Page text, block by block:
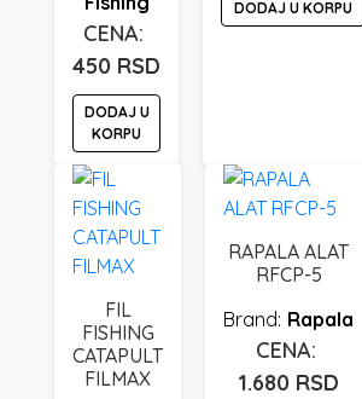
450 RSD
DODAJ U
KORPU
DODAJ U KORPU
FIL
FISHING
CATAPULT
FILMAX
RAPALA ALAT
RFCP-5
Rapala
1.680 RSD